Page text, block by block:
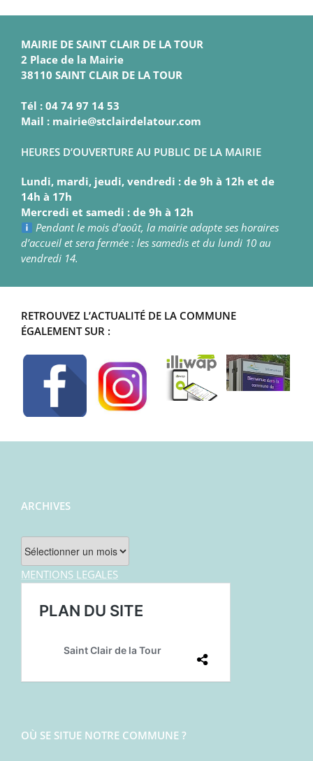
MAIRIE DE SAINT CLAIR DE LA TOUR
2 Place de la Mairie
38110 SAINT CLAIR DE LA TOUR
Tél : 04 74 97 14 53
Mail : mairie@stclairdelatour.com
HEURES D’OUVERTURE AU PUBLIC DE LA MAIRIE
Lundi, mardi, jeudi, vendredi : de 9h à 12h et de
14h à 17h
Mercredi et samedi : de 9h à 12h
Pendant le mois d’août, la mairie adapte ses horaires
d’accueil et sera fermée : les samedis et du lundi 10 au
vendredi 14.
RETROUVEZ L’ACTUALITÉ DE LA COMMUNE
ÉGALEMENT SUR :
ARCHIVES
Archives
MENTIONS LEGALES
OÙ SE SITUE NOTRE COMMUNE ?